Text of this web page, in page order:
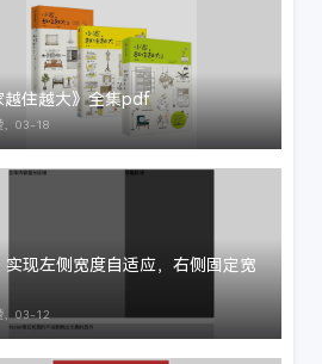
越住越大》全集pdf
03-18
实现左侧宽度自适应，右侧固定宽
03-12